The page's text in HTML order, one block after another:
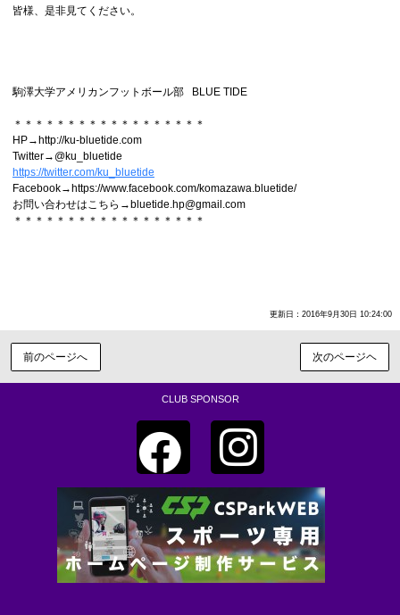
皆様、是非見てください。
駒澤大学アメリカンフットボール部 BLUE TIDE
＊＊＊＊＊＊＊＊＊＊＊＊＊＊＊＊＊＊
HP→http://ku-bluetide.com
Twitter→@ku_bluetide
https://twitter.com/ku_bluetide
Facebook→https://www.facebook.com/komazawa.bluetide/
お問い合わせはこちら→bluetide.hp@gmail.com
＊＊＊＊＊＊＊＊＊＊＊＊＊＊＊＊＊＊
更新日：2016年9月30日 10:24:00
前のページへ 次のページヘ
CLUB SPONSOR